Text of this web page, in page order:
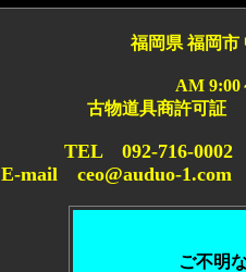
福岡県 福岡市
AM
古物道具商許可証
TEL 092-716-
E-mail ceo@auduo-
ご不明